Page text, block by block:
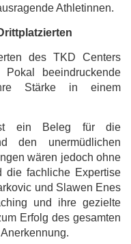
Athletinnen.
des TKD Centers
beeindruckende
Stärke in einem
ein Beleg für die
den unermüdlichen
wären jedoch ohne
die fachliche Expertise
und Slawen Enes
und ihre gezielte
Erfolg des gesamten